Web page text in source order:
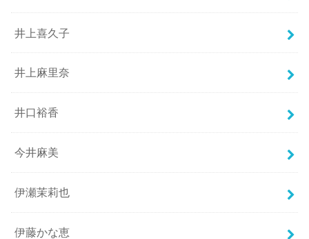
井上喜久子
井上麻里奈
井口裕香
今井麻美
伊瀬茉莉也
伊藤かな恵